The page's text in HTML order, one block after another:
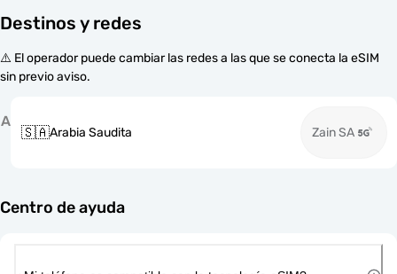
Destinos y redes
⚠️ El operador puede cambiar las redes a las que se conecta la eSIM
sin previo aviso.
A
🇸🇦Arabia Saudita Zain SA
Centro de ayuda